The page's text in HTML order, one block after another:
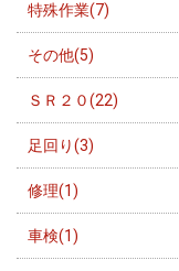
特殊作業(7)
その他(5)
ＳＲ２０(22)
足回り(3)
修理(1)
車検(1)